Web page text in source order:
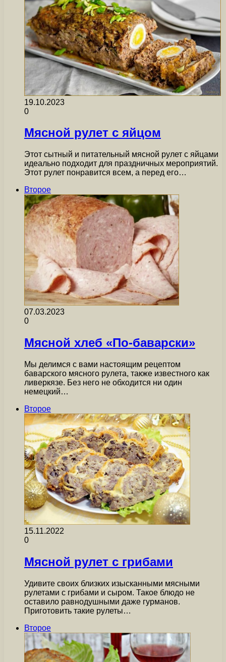
19.10.2023
0
Мясной рулет с яйцом
Этот сытный и питательный мясной рулет с яйцами
идеально подходит для праздничных мероприятий.
Этот рулет понравится всем, а перед его…
Второе
07.03.2023
0
Мясной хлеб «По-баварски»
Мы делимся с вами настоящим рецептом
баварского мясного рулета, также известного как
ливеркязе. Без него не обходится ни один
немецкий…
Второе
15.11.2022
0
Мясной рулет с грибами
Удивите своих близких изысканными мясными
рулетами с грибами и сыром. Такое блюдо не
оставило равнодушными даже гурманов.
Приготовить такие рулеты…
Второе